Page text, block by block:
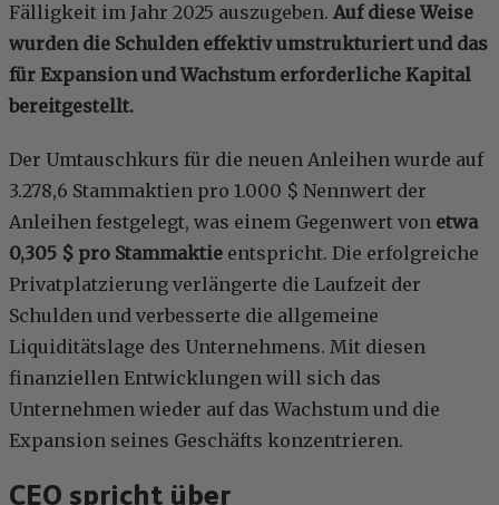
Fälligkeit im Jahr 2025 auszugeben. Auf diese Weise
wurden die Schulden effektiv umstrukturiert und das
für Expansion und Wachstum erforderliche Kapital
bereitgestellt.
Der Umtauschkurs für die neuen Anleihen wurde auf
3.278,6 Stammaktien pro 1.000 $ Nennwert der
Anleihen festgelegt, was einem Gegenwert von etwa
0,305 $ pro Stammaktie entspricht. Die erfolgreiche
Privatplatzierung verlängerte die Laufzeit der
Schulden und verbesserte die allgemeine
Liquiditätslage des Unternehmens. Mit diesen
finanziellen Entwicklungen will sich das
Unternehmen wieder auf das Wachstum und die
Expansion seines Geschäfts konzentrieren.
CEO spricht über